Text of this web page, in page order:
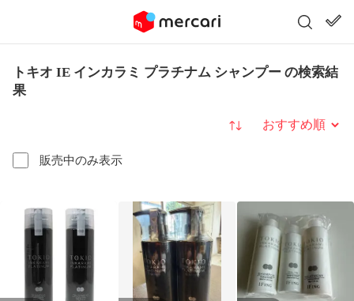
トキオ IE インカラミ プラチナム シャンプー の検索結
果
販売中のみ表示
並び替え